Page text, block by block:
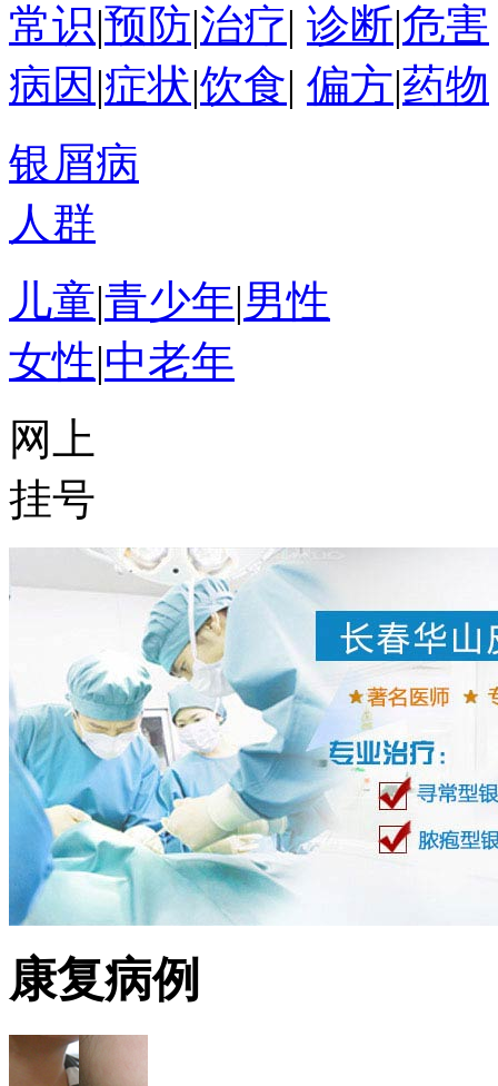
常识|预防|治疗| 诊断|危害
病因 |症状|饮食| 偏方|药物
银屑病
人群
儿童|青少年|男性
女性|中老年
网上
挂号
康复病例